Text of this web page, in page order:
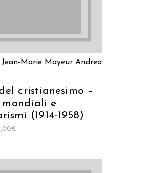
Jean-Marie Mayeur Andrea
cristianesimo –
mondiali e
(1914-1958)
€